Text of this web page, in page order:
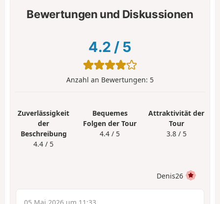
Bewertungen und Diskussionen
4.2 / 5
Anzahl an Bewertungen: 5
Zuverlässigkeit
der
Beschreibung
4.4 / 5
Bequemes
Folgen der Tour
4.4 / 5
Attraktivität der
Tour
3.8 / 5
Denis26